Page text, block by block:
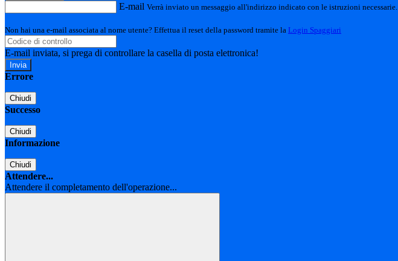
E-mail Verrà inviato un messaggio all'indirizzo indicato con le istruzioni necessarie.
Non hai una e-mail associata al nome utente? Effettua il reset della password tramite la Login Spaggiari
E-mail inviata, si prega di controllare la casella di posta elettronica!
Errore
Chiudi
Successo
Chiudi
Informazione
Chiudi
Attendere...
Attendere il completamento dell'operazione...